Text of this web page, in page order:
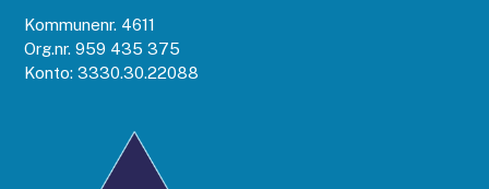
Kommunenr. 4611
Org.nr. 959 435 375
Konto: 3330.30.22088